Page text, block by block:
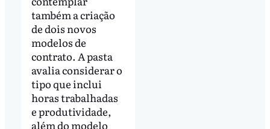
também a criação
de dois novos
modelos de
contrato. A pasta
avalia considerar o
tipo que inclui
horas trabalhadas
e produtividade,
além do modelo